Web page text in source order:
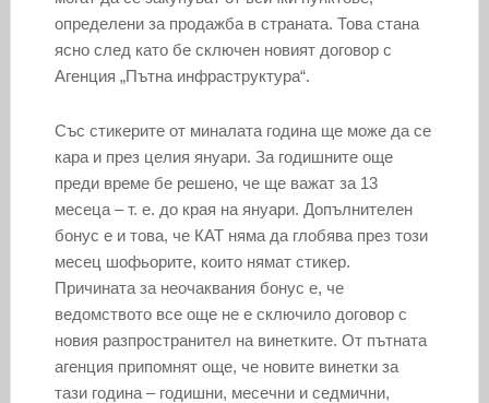
определени за продажба в страната. Това стана
ясно след като бе сключен новият договор с
Агенция „Пътна инфраструктура“.
Cъс стикерите от миналата година ще може да се
кара и през целия януари. За годишните още
преди време бе решено, че ще важат за 13
месеца – т. е. до края на януари. Допълнителен
бонус е и това, че КАТ няма да глобява през този
месец шофьорите, които нямат стикер.
Причината за неочаквания бонус е, че
ведомството все още не е сключило договор с
новия разпространител на винетките. От пътната
агенция припомнят още, че новите винетки за
тази година – годишни, месечни и седмични,